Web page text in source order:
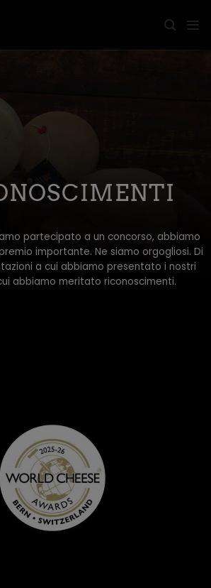
partecipato a un concorso, abbiamo
importante. Ne siamo orgogliosi. Di
a cui abbiamo presentato i nostri
abbiamo meritato riconoscimenti.